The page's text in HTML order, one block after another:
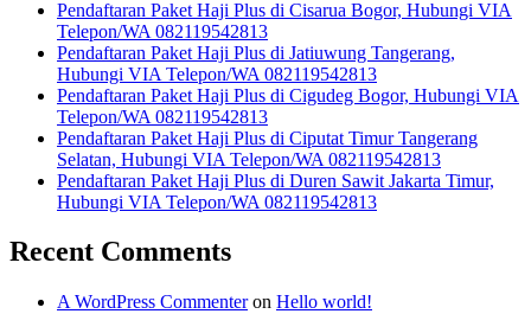
Pendaftaran Paket Haji Plus di Cisarua Bogor, Hubungi VIA
Telepon/WA 082119542813
Pendaftaran Paket Haji Plus di Jatiuwung Tangerang,
Hubungi VIA Telepon/WA 082119542813
Pendaftaran Paket Haji Plus di Cigudeg Bogor, Hubungi VIA
Telepon/WA 082119542813
Pendaftaran Paket Haji Plus di Ciputat Timur Tangerang
Selatan, Hubungi VIA Telepon/WA 082119542813
Pendaftaran Paket Haji Plus di Duren Sawit Jakarta Timur,
Hubungi VIA Telepon/WA 082119542813
Recent Comments
A WordPress Commenteron Hello world!